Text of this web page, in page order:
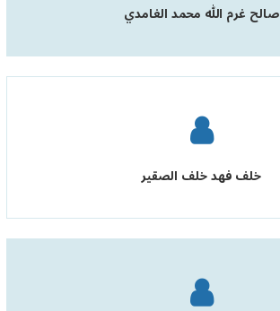
صالح غرم الله محمد الغامدي
خلف فهد خلف الصقير